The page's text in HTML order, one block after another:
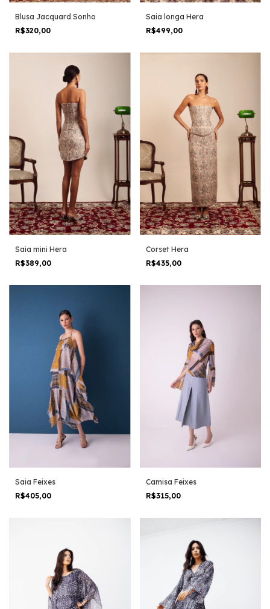
Blusa Jacquard Sonho
R$320,00
Saia longa Hera
R$499,00
Saia mini Hera
R$389,00
Corset Hera
R$435,00
Saia Feixes
R$405,00
Camisa Feixes
R$315,00